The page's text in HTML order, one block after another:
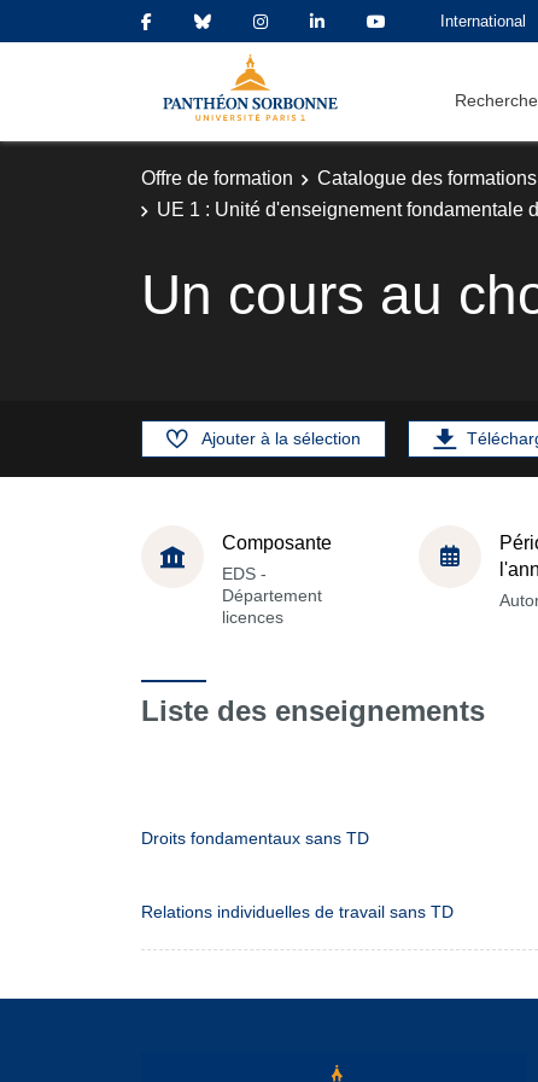
International
Offre de formation Catalogue des formations
UE 1 : Unité d'enseignement fondamentale
Un cours au
Ajouter à la sélection
Composante
EDS -
Département
licences
Liste des enseignements
Droits fondamentaux sans TD
Relations individuelles de travail sans TD